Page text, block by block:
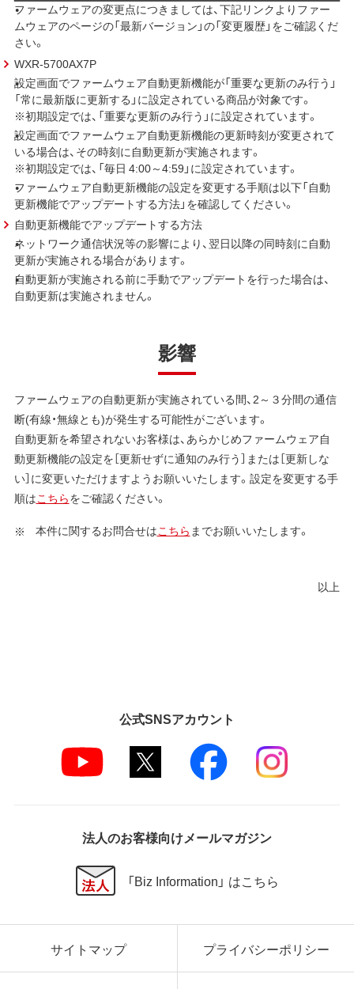
ファームウェアの変更点につきましては、下記リンクよりファー
ムウェアのページの「最新バージョン」の「変更履歴」をご確認くだ
さい。
WXR-5700AX7P
設定画面でファームウェア自動更新機能が「重要な更新のみ行う」
「常に最新版に更新する」に設定されている商品が対象です。
※初期設定では、「重要な更新のみ行う」に設定されています。
設定画面でファームウェア自動更新機能の更新時刻が変更されて
いる場合は、その時刻に自動更新が実施されます。
※初期設定では、「毎日 4:00～4:59」に設定されています。
ファームウェア自動更新機能の設定を変更する手順は以下「自動
更新機能でアップデートする方法」を確認してください。
自動更新機能でアップデートする方法
ネットワーク通信状況等の影響により、翌日以降の同時刻に自動
更新が実施される場合があります。
自動更新が実施される前に手動でアップデートを行った場合は、
自動更新は実施されません。
影響
ファームウェアの自動更新が実施されている間、2～３分間の通信
断(有線・無線とも)が発生する可能性がございます。
自動更新を希望されないお客様は、あらかじめファームウェア自
動更新機能の設定を［更新せずに通知のみ行う］または［更新しな
い］に変更いただけますようお願いいたします。設定を変更する手
順はこちらをご確認ください。
本件に関するお問合せはこちら までお願いいたします。
以上
公式SNSアカウント
法人のお客様向けメールマガジン
「Biz Information」 はこちら
サイトマップ プライバシーポリシー